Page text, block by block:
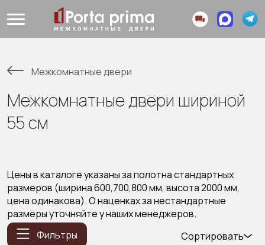
Межкомнатные двери
Межкомнатные двери шириной
55 см
Цены в каталоге указаны за полотна стандартных
размеров (ширина 600,700,800 мм, высота 2000 мм,
цена одинакова). О наценках за нестандартные
размеры уточняйте у наших менеджеров.
Фильтры
Сортировать